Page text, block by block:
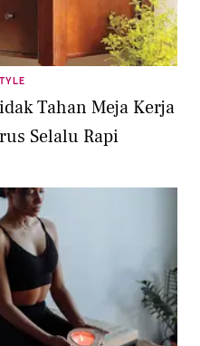
Tahan Meja Kerja
Selalu Rapi